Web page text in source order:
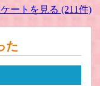
ートを見る (211件)
た